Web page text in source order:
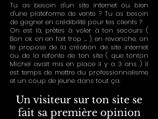
Tu as besoin d'un site internet ou bien
d'une plateforme de vente ? Tu as besoin
de gagner en crédibilité pour tes clients ?
On est là, prêtes à voler à ton secours (
Bon ok on en fait trop ... ), en revanche, on
te propose de la création de site internet
ou de la refonte de ton site ( que tonton
Michel avait mis en place il y a 3 ans ) Il
est temps de mettre du professionnalisme
et un coup de jeune dans tout ça.
Un visiteur sur ton site se
fait sa première opinion